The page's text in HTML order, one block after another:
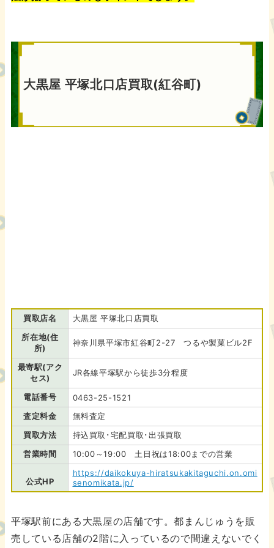
大黒屋 平塚北口店買取(紅谷町)
買取店名
大黒屋 平塚北口店買取
所在地(住
所)
神奈川県平塚市紅谷町2-27 つるや製菓ビル2F
最寄駅(アク
セス)
JR各線平塚駅から徒歩3分程度
電話番号
0463-25-1521
査定料金
無料査定
買取方法
持込買取･宅配買取･出張買取
営業時間
10:00～19:00 土日祝は18:00までの営業
公式HP
https://daikokuya-hiratsukakitaguchi.on.omi
senomikata.jp/
平塚駅前にある大黒屋の店舗です。都まんじゅうを販
売している店舗の2階に入っているので間違えないでく